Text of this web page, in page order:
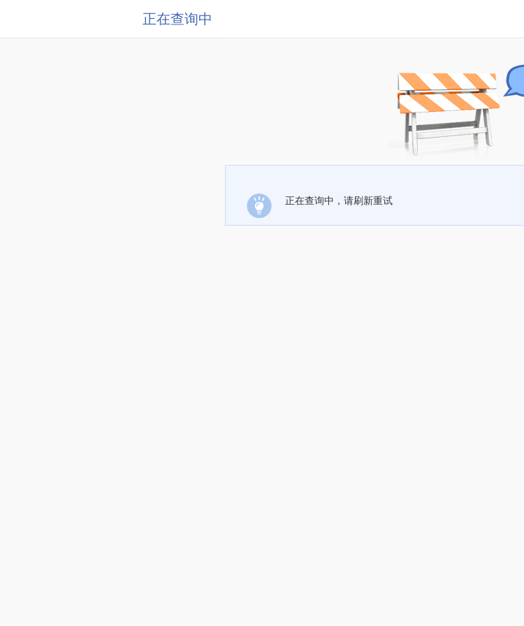
正在查询中
正在查询中，请刷新重试